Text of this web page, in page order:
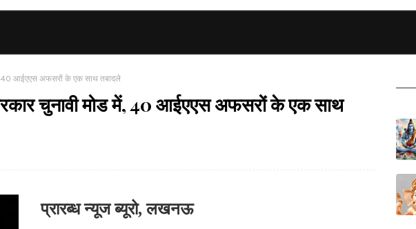
40 आईएएस अफसरों के एक साथ तबादले
चुनावी मोड में, 40 आईएएस अफसरों के एक साथ
प्रारब्ध न्यूज ब्यूरो, लखनऊ